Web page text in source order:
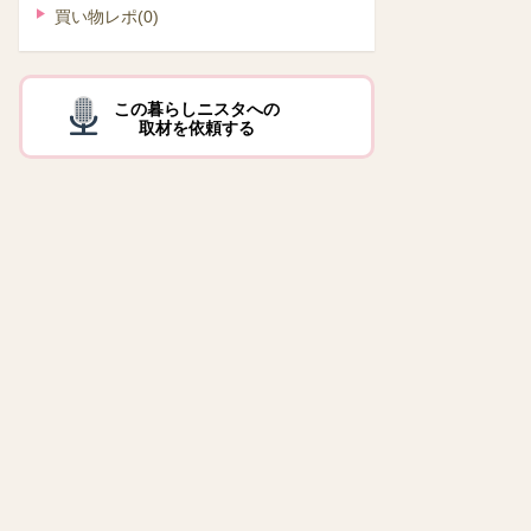
買い物レポ(0)
この暮らしニスタへの
取材を依頼する